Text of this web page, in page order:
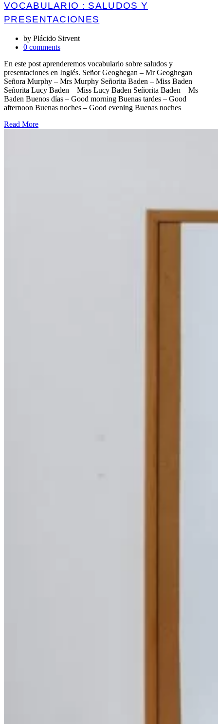
VOCABULARIO : SALUDOS Y
PRESENTACIONES
by Plácido Sirvent
0 comments
En este post aprenderemos vocabulario sobre saludos y
presentaciones en Inglés. Señor Geoghegan – Mr Geoghegan
Señora Murphy – Mrs Murphy Señorita Baden – Miss Baden
Señorita Lucy Baden – Miss Lucy Baden Señorita Baden – Ms
Baden Buenos días – Good morning Buenas tardes – Good
afternoon Buenas noches – Good evening Buenas noches
Read More